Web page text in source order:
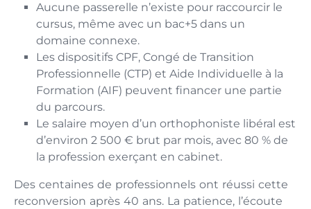
Aucune passerelle n’existe pour raccourcir le
cursus, même avec un bac+5 dans un
domaine connexe.
Les dispositifs CPF, Congé de Transition
Professionnelle (CTP) et Aide Individuelle à la
Formation (AIF) peuvent financer une partie
du parcours.
Le salaire moyen d’un orthophoniste libéral est
d’environ 2 500 € brut par mois, avec 80 % de
la profession exerçant en cabinet.
Des centaines de professionnels ont réussi cette
reconversion après 40 ans. La patience, l’écoute